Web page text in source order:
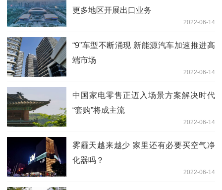
更多地区开展出口业务
2022-06-14
“9”车型不断涌现 新能源汽车加速推进高
端市场
2022-06-14
中国家电零售正迈入场景方案解决时代
“套购”将成主流
2022-06-14
雾霾天越来越少 家里还有必要买空气净
化器吗？
2022-06-14